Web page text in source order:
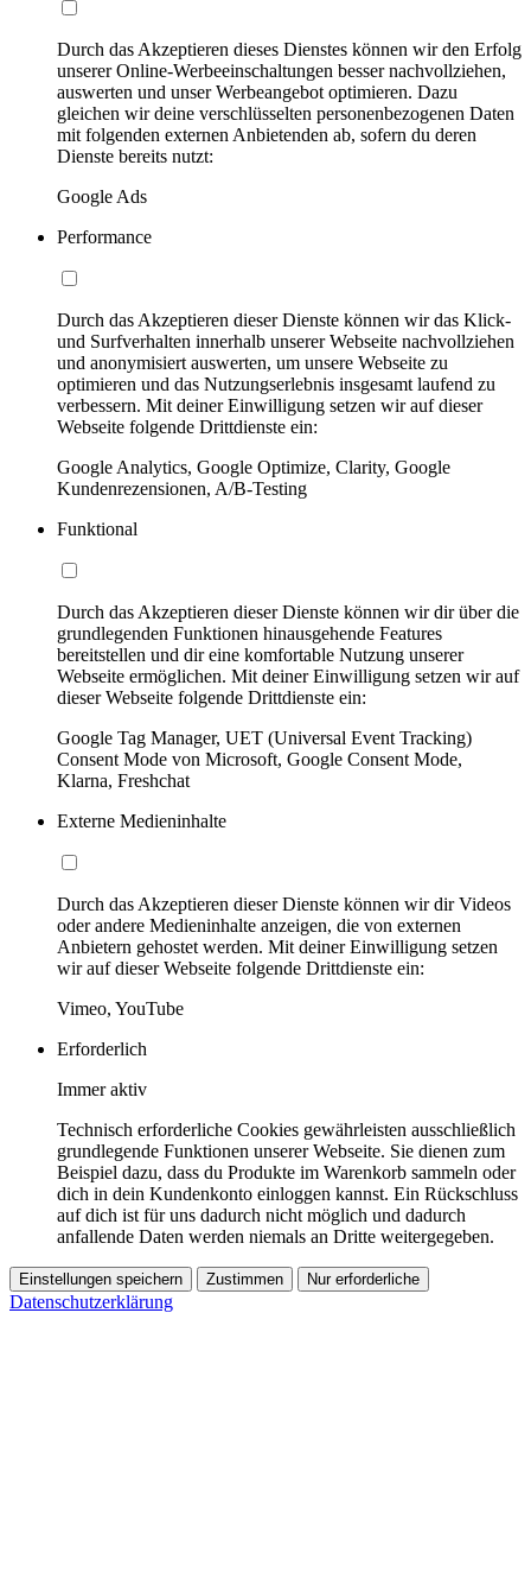
Durch das Akzeptieren dieses Dienstes können wir den Erfolg
unserer Online-Werbeeinschaltungen besser nachvollziehen,
auswerten und unser Werbeangebot optimieren. Dazu
gleichen wir deine verschlüsselten personenbezogenen Daten
mit folgenden externen Anbietenden ab, sofern du deren
Dienste bereits nutzt:
Google Ads
Performance
Durch das Akzeptieren dieser Dienste können wir das Klick-
und Surfverhalten innerhalb unserer Webseite nachvollziehen
und anonymisiert auswerten, um unsere Webseite zu
optimieren und das Nutzungserlebnis insgesamt laufend zu
verbessern. Mit deiner Einwilligung setzen wir auf dieser
Webseite folgende Drittdienste ein:
Google Analytics, Google Optimize, Clarity, Google
Kundenrezensionen, A/B-Testing
Funktional
Durch das Akzeptieren dieser Dienste können wir dir über die
grundlegenden Funktionen hinausgehende Features
bereitstellen und dir eine komfortable Nutzung unserer
Webseite ermöglichen. Mit deiner Einwilligung setzen wir auf
dieser Webseite folgende Drittdienste ein:
Google Tag Manager, UET (Universal Event Tracking)
Consent Mode von Microsoft, Google Consent Mode,
Klarna, Freshchat
Externe Medieninhalte
Durch das Akzeptieren dieser Dienste können wir dir Videos
oder andere Medieninhalte anzeigen, die von externen
Anbietern gehostet werden. Mit deiner Einwilligung setzen
wir auf dieser Webseite folgende Drittdienste ein:
Vimeo, YouTube
Erforderlich
Immer aktiv
Technisch erforderliche Cookies gewährleisten ausschließlich
grundlegende Funktionen unserer Webseite. Sie dienen zum
Beispiel dazu, dass du Produkte im Warenkorb sammeln oder
dich in dein Kundenkonto einloggen kannst. Ein Rückschluss
auf dich ist für uns dadurch nicht möglich und dadurch
anfallende Daten werden niemals an Dritte weitergegeben.
Einstellungen speichern Zustimmen Nur erforderliche
Datenschutzerklärung